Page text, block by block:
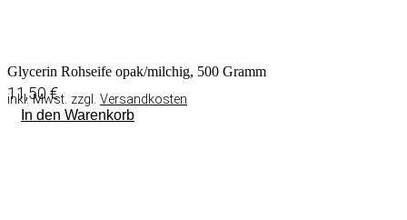
Glycerin Rohseife opak/milchig, 500 Gramm
11,50€
inkl. Mwst. zzgl. Versandkosten
In den Warenkorb